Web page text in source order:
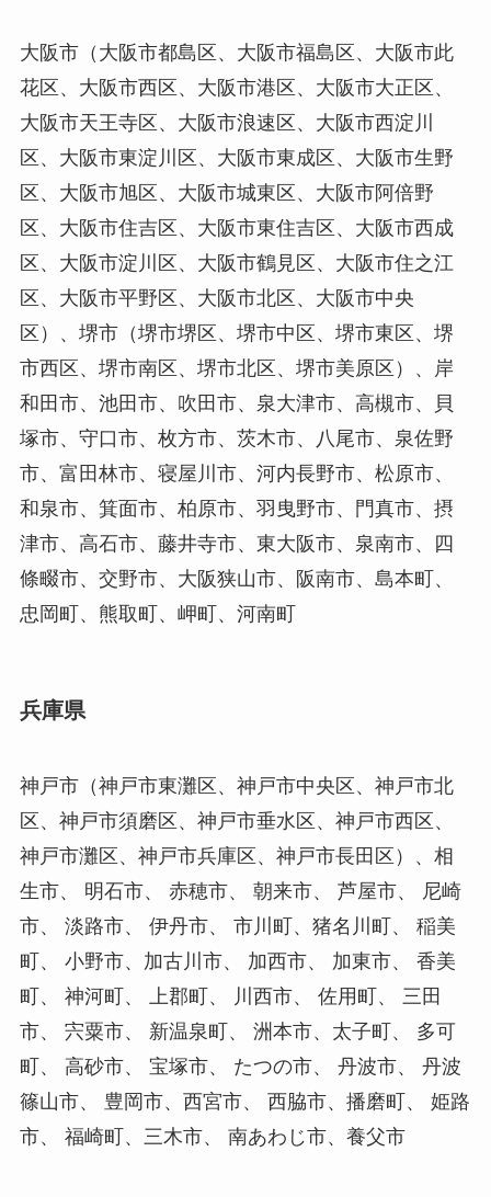
大阪市（大阪市都島区、大阪市福島区、大阪市此
花区、大阪市西区、大阪市港区、大阪市大正区、
大阪市天王寺区、大阪市浪速区、大阪市西淀川
区、大阪市東淀川区、大阪市東成区、大阪市生野
区、大阪市旭区、大阪市城東区、大阪市阿倍野
区、大阪市住吉区、大阪市東住吉区、大阪市西成
区、大阪市淀川区、大阪市鶴見区、大阪市住之江
区、大阪市平野区、大阪市北区、大阪市中央
区）、堺市（堺市堺区、堺市中区、堺市東区、堺
市西区、堺市南区、堺市北区、堺市美原区）、岸
和田市、池田市、吹田市、泉大津市、高槻市、貝
塚市、守口市、枚方市、茨木市、八尾市、泉佐野
市、富田林市、寝屋川市、河内長野市、松原市、
和泉市、箕面市、柏原市、羽曳野市、門真市、摂
津市、高石市、藤井寺市、東大阪市、泉南市、四
條畷市、交野市、大阪狭山市、阪南市、島本町、
忠岡町、熊取町、岬町、河南町
兵庫県
神戸市（神戸市東灘区、神戸市中央区、神戸市北
区、神戸市須磨区、神戸市垂水区、神戸市西区、
神戸市灘区、神戸市兵庫区、神戸市長田区）、相
生市、 明石市、 赤穂市、 朝来市、 芦屋市、 尼崎
市、 淡路市、 伊丹市、 市川町、猪名川町、 稲美
町、 小野市、加古川市、 加西市、 加東市、 香美
町、 神河町、 上郡町、 川西市、 佐用町、 三田
市、 宍粟市、 新温泉町、 洲本市、太子町、 多可
町、 高砂市、 宝塚市、 たつの市、 丹波市、 丹波
篠山市、 豊岡市、西宮市、 西脇市、播磨町、 姫路
市、 福崎町、三木市、 南あわじ市、養父市